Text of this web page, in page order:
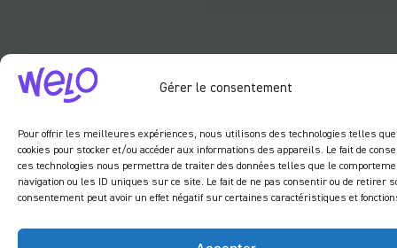
Gérer le consentement
Pour offrir les meilleures expériences, nous utilisons des technologies telles
cookies pour stocker et/ou accéder aux informations des appareils. Le fait de
ces technologies nous permettra de traiter des données telles que le
navigation ou les ID uniques sur ce site. Le fait de ne pas consentir ou de retirer
consentement peut avoir un effet négatif sur certaines caractéristiques et